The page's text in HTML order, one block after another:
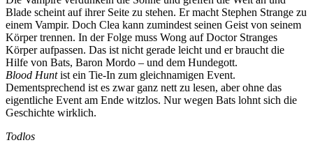
Blade scheint auf ihrer Seite zu stehen. Er macht Stephen Strange zu
einem Vampir. Doch Clea kann zumindest seinen Geist von seinem
Körper trennen. In der Folge muss Wong auf Doctor Stranges
Körper aufpassen. Das ist nicht gerade leicht und er braucht die
Hilfe von Bats, Baron Mordo – und dem Hundegott.
Blood Huntist ein Tie-In zum gleichnamigen Event.
Dementsprechend ist es zwar ganz nett zu lesen, aber ohne das
eigentliche Event am Ende witzlos. Nur wegen Bats lohnt sich die
Geschichte wirklich.
Todlos